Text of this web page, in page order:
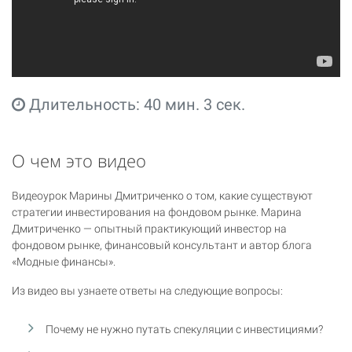
Длительность: 40 мин. 3 сек.
О чем это видео
Видеоурок Марины Дмитриченко о том, какие существуют
стратегии инвестирования на фондовом рынке. Марина
Дмитриченко — опытный практикующий инвестор на
фондовом рынке, финансовый консультант и автор блога
«Модные финансы».
Из видео вы узнаете ответы на следующие вопросы:
Почему не нужно путать спекуляции с инвестициями?